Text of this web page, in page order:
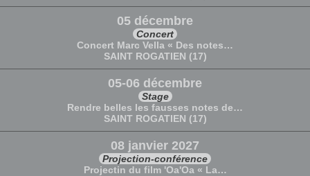
05 décembre
Concert
Concert Marc Vella « Des notes…
SAINT ROGATIEN (17)
05-06 décembre
Stage
Rendre belles les fausses notes de…
SAINT ROGATIEN (17)
08 janvier 2027
Projection-conférence
Projectin du film 'Oa'Oa « La…